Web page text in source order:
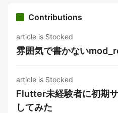
Contributions
article is Stocked
雰囲気で書かない
article is Stocked
Flutter未経験者に初期
してみた